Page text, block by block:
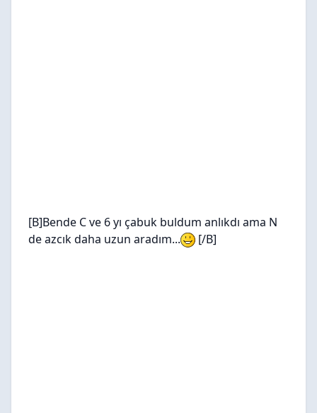
[B]Bende C ve 6 yı çabuk buldum anlıkdı ama N
de azcık daha uzun aradım...
[/B]